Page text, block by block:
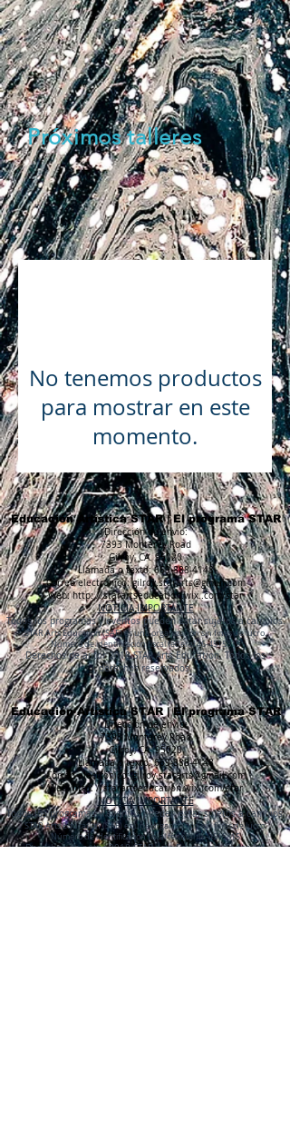
Próximos talleres
No tenemos productos
para mostrar en este
momento.
Educación Artística STAR | El programa STAR
Dirección de envio:
7393 Monterey Road
Gilroy, CA. 95020
Llamada o texto:669-888-4148
Correo electrónico:gilroy.stararts@gmail.com
Web: http: //starartseducation.wix..com/star
NOTICIA IMPORTANTE
Todos los programas y eventos pueden estar sujetos a cambios.
STAR Arts Education (SAE) es una organización sin fines de lucro.
Número de identificación fiscal federal46-4515815
Derechos de autor 2018 STAR Arts Education. Todos los
Educación Artística STAR | El programa STAR
Dirección de envio:
7393 Monterey Road
Gilroy, CA. 95020
Llamada o texto:669-888-4148
Correo electrónico:gilroy.stararts@gmail.com
Web: http: //starartseducation.wix..com/star
NOTICIA IMPORTANTE
Todos los programas y eventos pueden estar sujetos a cambios.
STAR Arts Education (SAE) es una organización sin fines de lucro.
Número de identificación fiscal federal46-4515815
Derechos de autor 2018 STAR Arts Education. Todos los
derechos reservados.